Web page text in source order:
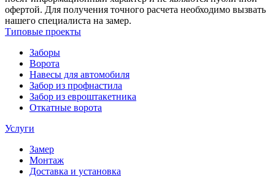
офертой. Для получения точного расчета необходимо вызвать
нашего специалиста на замер.
Типовые проекты
Заборы
Ворота
Навесы для автомобиля
Забор из профнастила
Забор из евроштакетника
Откатные ворота
Услуги
Замер
Монтаж
Доставка и установка